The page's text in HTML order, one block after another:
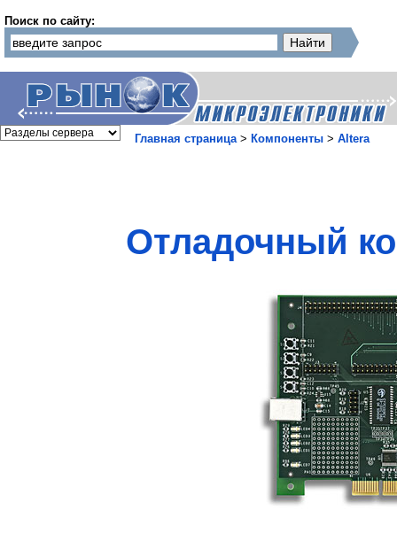
Поиск по сайту:
Главная страница> Компоненты > Altera
Отладочный